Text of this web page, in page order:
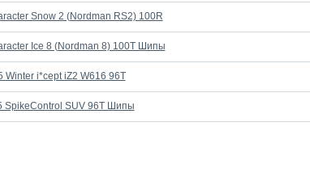
Snow 2 (Nordman RS2) 100R
Ice 8 (Nordman 8) 100T Шипы
Winter i*cept iZ2 W616 96T
SpikeControl SUV 96T Шипы